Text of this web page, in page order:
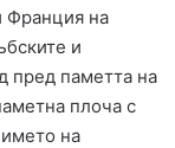
Франция на
и
пред паметта на
плоча с
на